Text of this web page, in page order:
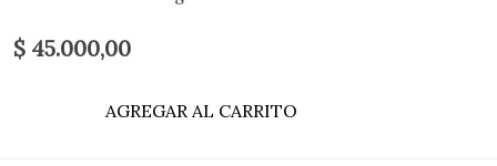
$ 45.000,00
AGREGAR AL CARRITO